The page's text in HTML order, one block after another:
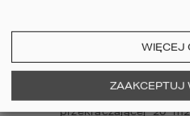
się go zazwyczaj od
wschodniej lub
Wyposażenie tarasu
jego wielkości. W
przekraczającej 20
WIĘCEJ
ZAAKCEPTUJ